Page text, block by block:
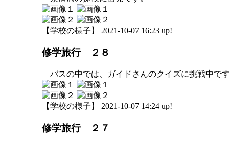
【学校の様子】 2021-10-07 16:23 up!
修学旅行 ２８
バスの中では、ガイドさんのクイズに挑戦中です
【学校の様子】 2021-10-07 14:24 up!
修学旅行 ２７